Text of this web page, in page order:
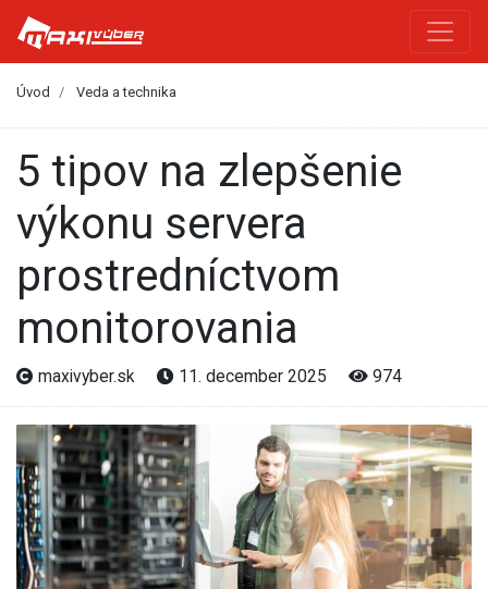
Úvod Veda a technika
5 tipov na zlepšenie
výkonu servera
prostredníctvom
monitorovania
maxivyber.sk 11. december 2025 974